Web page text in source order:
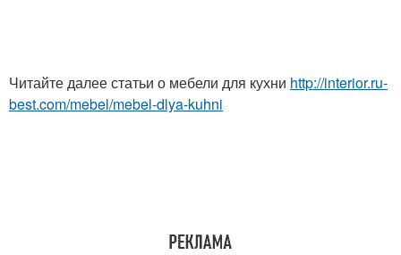
Читайте далее статьи о мебели для кухни http://interior.ru-
best.com/mebel/mebel-dlya-kuhni